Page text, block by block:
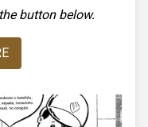
button below.